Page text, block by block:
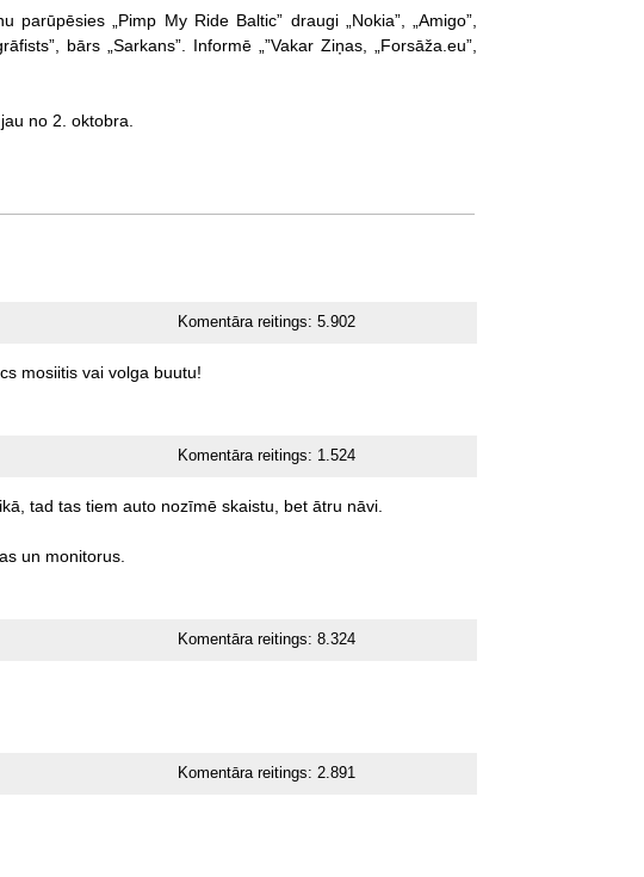
„Pimp My Ride Baltic” draugi „Nokia”, „Amigo”,
bārs „Sarkans”. Informē „”Vakar Ziņas, „Forsāža.eu”,
no 2. oktobra.
Komentāra reitings:5.902
mosiitis vai volga buutu!
Komentāra reitings: 1.524
tad tas tiem auto nozīmē skaistu, bet ātru nāvi.
un monitorus.
Komentāra reitings:8.324
Komentāra reitings: 2.891